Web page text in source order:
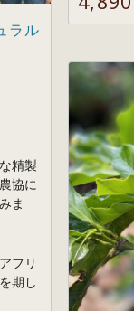
ラル
精製
協に
ま
フリ
期し